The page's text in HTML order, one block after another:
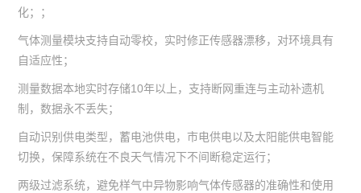
化；；
气体测量模块支持自动零校，实时修正传感器漂移，对环境具有
自适应性；
测量数据本地实时存储10年以上，支持断网重连与主动补遗机
制，数据永不丢失；
自动识别供电类型，蓄电池供电，市电供电以及太阳能供电智能
切换，保障系统在不良天气情况下不间断稳定运行；
两级过滤系统，避免样气中异物影响气体传感器的准确性和使用